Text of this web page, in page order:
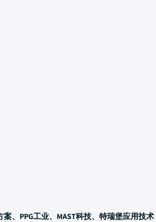
、PPG工业、MAST科技、特瑞堡应用技术